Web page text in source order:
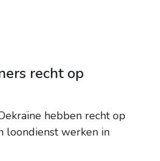
recht op
hebben recht op
loondienst werken in